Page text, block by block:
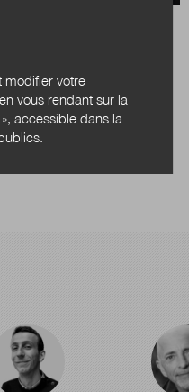
?
2009, adoptée par la
prisonniers lors de leur
modifier votre
vous rendant sur la
accessible dans la